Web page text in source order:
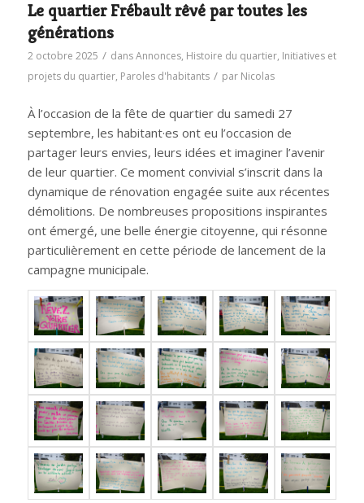
Le quartier Frébault rêvé par toutes les
générations
2 octobre 2025 / dansAnnonces, Histoire du quartier, Initiatives et
projets du quartier, Paroles d'habitants / par Nicolas
À l’occasion de la fête de quartier du samedi 27
septembre, les habitant·es ont eu l’occasion de
partager leurs envies, leurs idées et imaginer l’avenir
de leur quartier. Ce moment convivial s’inscrit dans la
dynamique de rénovation engagée suite aux récentes
démolitions. De nombreuses propositions inspirantes
ont émergé, une belle énergie citoyenne, qui résonne
particulièrement en cette période de lancement de la
campagne municipale.